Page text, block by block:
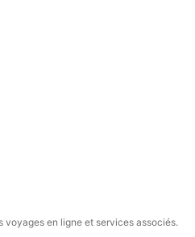
voyages en ligne et services associés.